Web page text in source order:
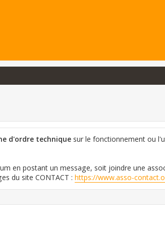
d'ordre technique sur le fonctionnement ou
en postant un message, soit joindre une
du site CONTACT : https://www.asso-